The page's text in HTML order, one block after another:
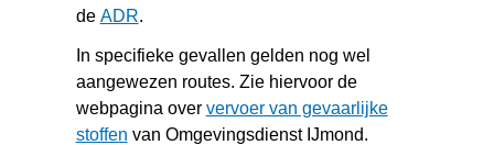
de ADR(verwijst
een
andere
website)
.
In specifieke gevallen gelden nog wel
aangewezen routes. Zie hiervoor de
webpagina over vervoer van gevaarlijke
stoffen(verwijst
van Omgevingsdienst IJmond.